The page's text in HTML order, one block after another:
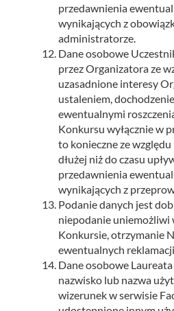
przedawnienia
wynikających z
administratorze.
Dane osobowe
przez Organizatora ze
uzasadnione interesy
ustaleniem,
ewentualnymi
Konkursu wyłącznie w
to konieczne ze względu
dłużej niż do czasu
przedawnienia
wynikających z
Podanie danych jest
niepodanie uniemożliwi
Konkursie, otrzymanie
ewentualnych
Dane osobowe
nazwisko lub nazwa
wizerunek w serwisie